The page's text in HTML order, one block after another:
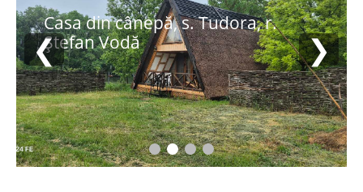
Casa din cânepă, s. Tudora, r.
Ștefan Vodă
❮ ❯